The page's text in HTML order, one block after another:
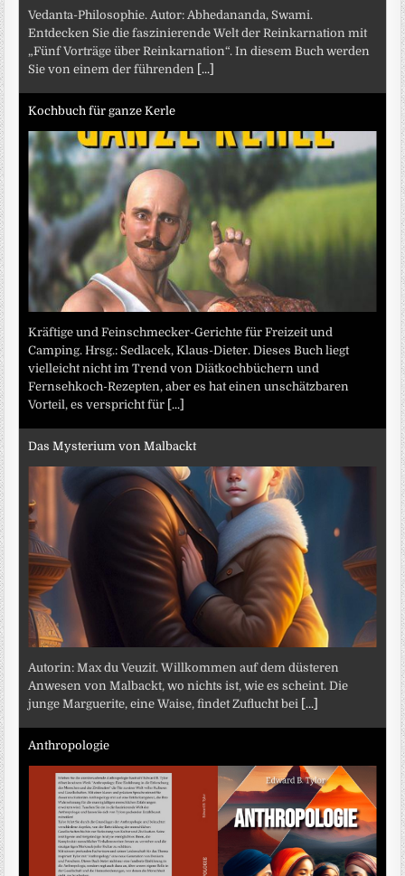
Vedanta-Philosophie. Autor: Abhedananda, Swami.
Entdecken Sie die faszinierende Welt der Reinkarnation mit
„Fünf Vorträge über Reinkarnation“. In diesem Buch werden
Sie von einem der führenden [...]
Kochbuch für ganze Kerle
Kräftige und Feinschmecker-Gerichte für Freizeit und
Camping. Hrsg.: Sedlacek, Klaus-Dieter. Dieses Buch liegt
vielleicht nicht im Trend von Diätkochbüchern und
Fernsehkoch-Rezepten, aber es hat einen unschätzbaren
Vorteil, es verspricht für [...]
Das Mysterium von Malbackt
Autorin: Max du Veuzit. Willkommen auf dem düsteren
Anwesen von Malbackt, wo nichts ist, wie es scheint. Die
junge Marguerite, eine Waise, findet Zuflucht bei [...]
Anthropologie